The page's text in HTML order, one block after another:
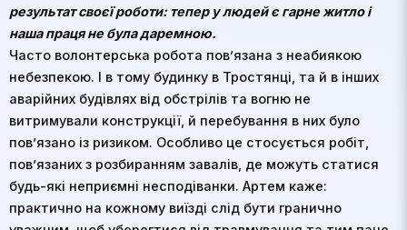
результат своєї роботи: тепер у людей є гарне житло і
наша праця не була даремною.
Часто волонтерська робота пов’язана з неабиякою
небезпекою. І в тому будинку в Тростянці, та й в інших
аварійних будівлях від обстрілів та вогню не
витримували конструкції, й перебування в них було
пов’язано із ризиком. Особливо це стосується робіт,
пов’язаних з розбиранням завалів, де можуть статися
будь-які неприємні несподіванки. Артем каже:
практично на кожному виїзді слід бути гранично